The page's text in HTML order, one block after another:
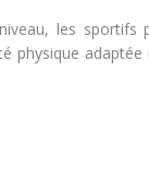
les
physique